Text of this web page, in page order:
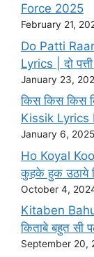
Force 2025
February 21,
Do Patti
Lyrics | दो
January 23,
किस किस किस
Kissik Lyrics
January 6, 2025
Ho Koyal
कुहके हुक उठाये
October 4,
Kitaben
किताबे बहुत सी
September 20,